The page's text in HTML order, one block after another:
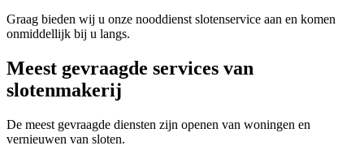
Graag bieden wij u onze nooddienst slotenservice aan en komen
onmiddellijk bij u langs.
Meest gevraagde services van
slotenmakerij
De meest gevraagde diensten zijn openen van woningen en
vernieuwen van sloten.